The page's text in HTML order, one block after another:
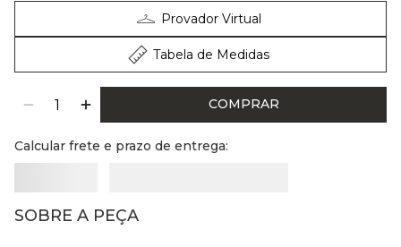
Provador Virtual
Tabela de Medidas
COMPRAR
Calcular frete e prazo de entrega:
SOBRE A PEÇA